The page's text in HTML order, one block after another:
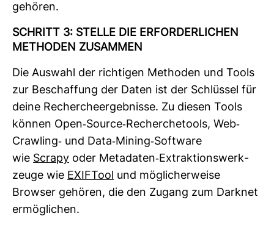
gehören.
SCHRITT 3: STELLE DIE ERFOR­DER­LI­CHEN
METHODEN ZUSAMMEN
Die Aus­wahl der rich­tigen Methoden und Tools
zur Beschaf­fung der Daten ist der Schlüssel für
deine Recher­che­er­geb­nisse. Zu diesen Tools
können Open-​Source-​Recher­che­tools, Web-​
Craw­ling-​ und Data-​Mining-​Soft­ware
wie Scrapy oder Meta­daten-​Extrak­ti­ons­werk­
zeuge wie EXIFTool und mög­li­cher­weise
Browser gehören, die den Zugang zum Darknet
ermög­li­chen.